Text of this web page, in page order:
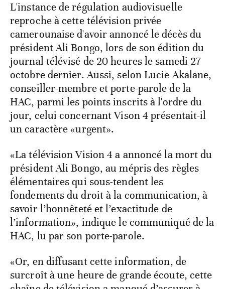
L'instance de régulation audiovisuelle
reproche à cette télévision privée
camerounaise d'avoir annoncé le décès du
président Ali Bongo, lors de son édition du
journal télévisé de 20 heures le samedi 27
octobre dernier. Aussi, selon Lucie Akalane,
conseiller-membre et porte-parole de la
HAC, parmi les points inscrits à l'ordre du
jour, celui concernant Vison 4 présentait-il
un caractère «urgent».
«La télévision Vision 4 a annoncé la mort du
président Ali Bongo, au mépris des règles
élémentaires qui sous-tendent les
fondements du droit à la communication, à
savoir l’honnêteté et l’exactitude de
l’information», indique le communiqué de la
HAC, lu par son porte-parole.
«Or, en diffusant cette information, de
surcroît à une heure de grande écoute, cette